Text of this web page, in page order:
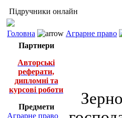
Підручники онлайн
Головна Аграрне право
Партнери
Авторські
реферати,
дипломні та
курсові роботи
Предмети
Аграрне право